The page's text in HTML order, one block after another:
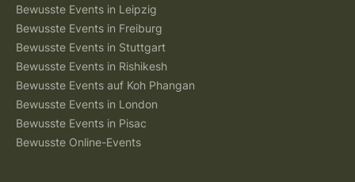
Bewusste Events in Leipzig
Bewusste Events in Freiburg
Bewusste Events in Stuttgart
Bewusste Events in Rishikesh
Bewusste Events auf Koh Phangan
Bewusste Events in London
Bewusste Events in Pisac
Bewusste Online-Events